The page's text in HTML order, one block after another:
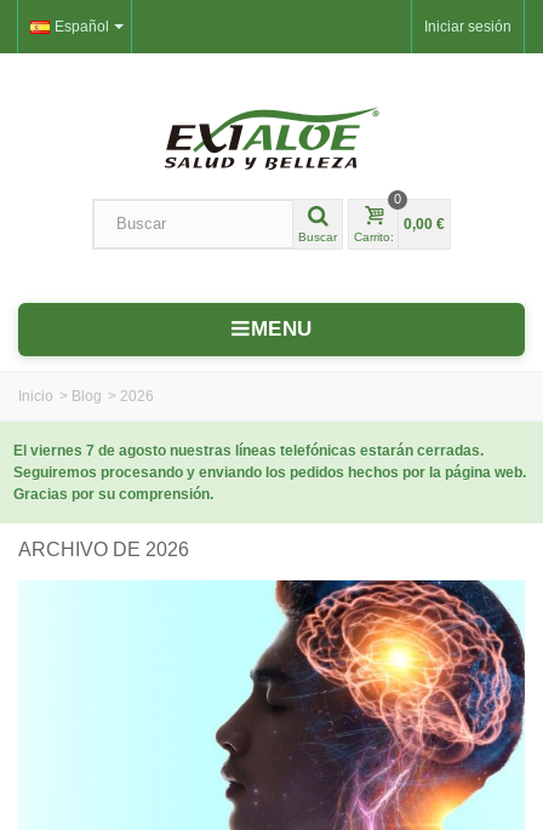
Iniciar sesión
Español
Buscar Carrito:
0
0,00 €
MENU
Inicio > Blog > 2026
El viernes 7 de agosto nuestras líneas telefónicas estarán cerradas.
Seguiremos procesando y enviando los pedidos hechos por la página web.
Gracias por su comprensión.
ARCHIVO DE 2026